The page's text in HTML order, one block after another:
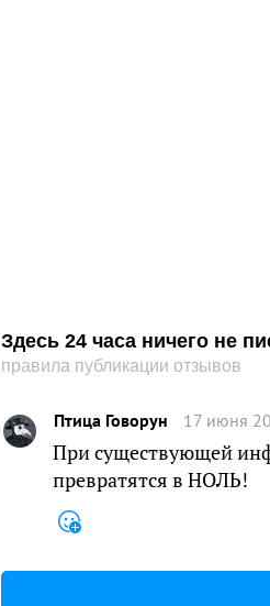
Здесь 24 часа ничего не
правила публикации отзывов
Птица Говорун 17 июня
При существующей
превратятся в НОЛЬ!